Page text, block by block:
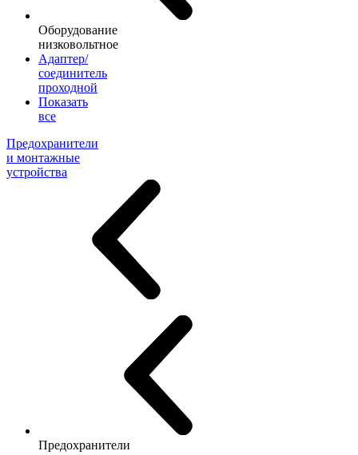
Оборудование
низковольтное
Адаптер/
соединитель
проходной
Показать
все
Предохранители
и монтажные
устройства
Предохранители